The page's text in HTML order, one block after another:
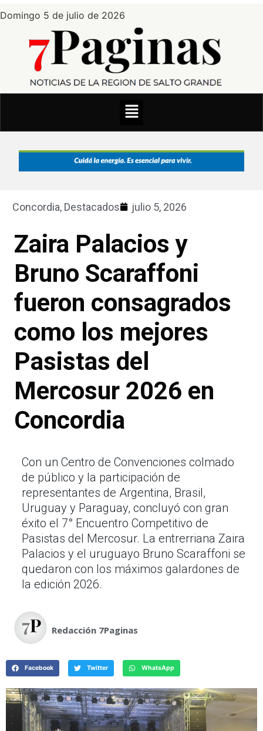
Domingo 5 de julio de 2026
Concordia, Destacados julio 5, 2026
Zaira Palacios y
Bruno Scaraffoni
fueron consagrados
como los mejores
Pasistas del
Mercosur 2026 en
Concordia
Con un Centro de Convenciones colmado
de público y la participación de
representantes de Argentina, Brasil,
Uruguay y Paraguay, concluyó con gran
éxito el 7° Encuentro Competitivo de
Pasistas del Mercosur. La entrerriana Zaira
Palacios y el uruguayo Bruno Scaraffoni se
quedaron con los máximos galardones de
la edición 2026.
Redacción 7Paginas
Facebook Twitter WhatsApp